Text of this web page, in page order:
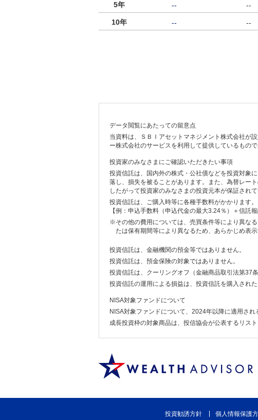
5年 -- --
10年 -- --
データ閲覧にあたっての留意点
当資料は、ＳＢＩアセットマネジメント株式会社が
ー株式会社のサービスを利用して提供しているもの
投資家のみなさまにご確認いただきたい事項
投資信託は、国内外の株式・公社債などを投資対象
落し、損失を被ることがあります。また、為替レー
したがって投資家のみなさまの投資元本が保証され
投資信託は、ご購入時等に各種手数料がかかります。
【例：申込手数料（申込代金の最大3.24％）＋信託
※その他の費用については、売買条件等により異な
たは保有期間等により異なるため、あらかじめ表示
投資信託は、金融機関の預金等ではありません。
投資信託は、預金保険の対象ではありません。
投資信託は、クーリングオフ（金融商品取引法第37
投資信託の運用による損益は、投資信託を購入された
NISA対象ファンドについて
NISA対象ファンドについて、2024年以降に適用さ
成長投資枠の対象商品は、投信協会が公表するリス
投資勧誘方針 個人情報保護